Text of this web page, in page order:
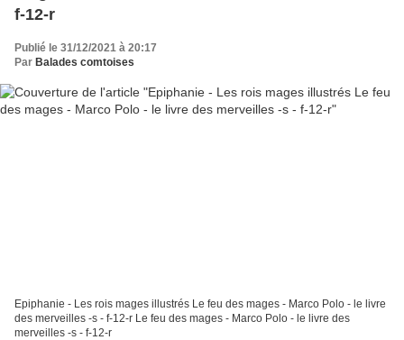
f-12-r
Publié le 31/12/2021 à 20:17
Par Balades comtoises
Epiphanie - Les rois mages illustrés Le feu des mages - Marco Polo - le livre
des merveilles -s - f-12-r Le feu des mages - Marco Polo - le livre des
merveilles -s - f-12-r